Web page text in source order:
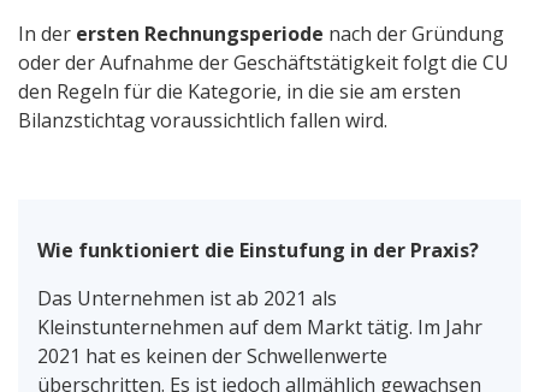
In der ersten Rechnungsperiode nach der Gründung
oder der Aufnahme der Geschäftstätigkeit folgt die CU
den Regeln für die Kategorie, in die sie am ersten
Bilanzstichtag voraussichtlich fallen wird.
Wie funktioniert die Einstufung in der Praxis?
Das Unternehmen ist ab 2021 als
Kleinstunternehmen auf dem Markt tätig. Im Jahr
2021 hat es keinen der Schwellenwerte
überschritten. Es ist jedoch allmählich gewachsen